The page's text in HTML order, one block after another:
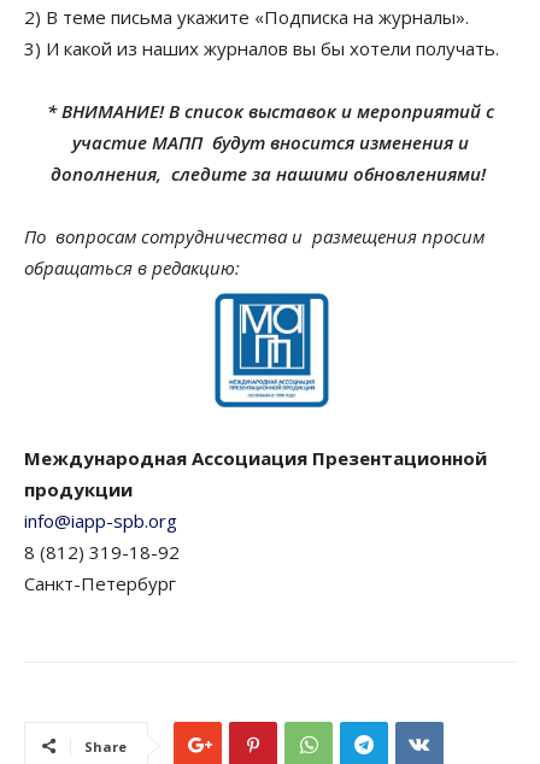
2) В теме письма укажите «Подписка на журналы».
3) И какой из наших журналов вы бы хотели получать.
* ВНИМАНИЕ! В список выставок и мероприятий с
участие МАПП будут вносится изменения и
дополнения, следите за нашими обновлениями!
По вопросам сотрудничества и размещения просим
обращаться в редакцию:
Международная Ассоциация Презентационной
продукции
info@iapp-spb.org
8 (812) 319-18-92
Санкт-Петербург
Share